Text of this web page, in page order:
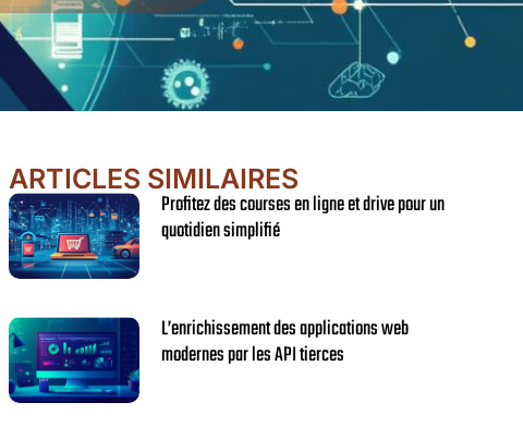
ARTICLES SIMILAIRES
Profitez des courses en ligne et drive pour un
quotidien simplifié
L’enrichissement des applications web
modernes par les API tierces